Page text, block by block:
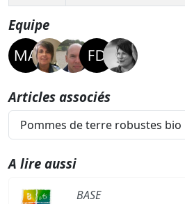
Equipe
Articles associés
Pommes de terre robustes bio
A lire aussi
BASE